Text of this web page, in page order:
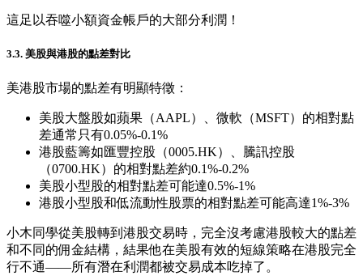
這足以吞噬小額資金帳戶的大部分利潤！
3.3. 美股與港股的點差對比
美港股市場的點差有明顯特徵：
美股大盤股如蘋果（AAPL）、微軟（MSFT）的相對點
差通常只有0.05%-0.1%
港股藍籌如匯豐控股（0005.HK）、騰訊控股
（0700.HK）的相對點差約0.1%-0.2%
美股小型股的相對點差可能達0.5%-1%
港股小型股和低流動性股票的相對點差可能高達1%-3%
小木同學從美股轉到港股交易時，完全沒考慮港股較大的點差
和不同的佣金結構，結果他在美股有效的短線策略在港股完全
行不通——所有潛在利潤都被交易成本吃掉了。